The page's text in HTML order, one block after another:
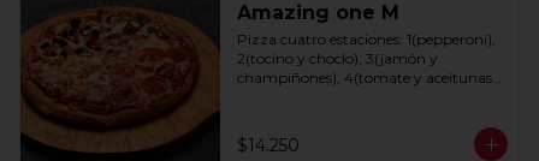
Amazing one M
Pizza cuatro estaciones: 1(pepperoni),
2(tocino y choclo), 3(jamón y
champiñones), 4(tomate y aceitunas
oregano y especias.
$14.250